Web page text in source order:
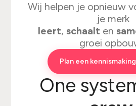
Wij helpen je opnieuw
je merk
leert, schaalt en
groei
Plan een
One